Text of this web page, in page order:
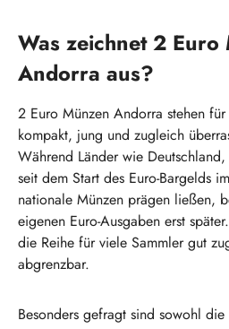
Was zeichnet 2 Euro
Andorra aus?
2 Euro Münzen Andorra stehen
kompakt, jung und zugleich
Während Länder wie
seit dem Start des Euro-Bargelds
nationale Münzen prägen ließen,
eigenen Euro-Ausgaben erst
die Reihe für viele Sammler gut
abgrenzbar.
Besonders gefragt sind sowohl